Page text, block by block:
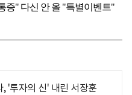
'투자의 신' 내린 서장훈